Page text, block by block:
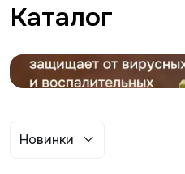
Каталог
Новинки